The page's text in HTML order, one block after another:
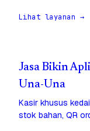
Lihat layanan →
Jasa Bikin
Una-Una
Kasir khusus
stok bahan, QR